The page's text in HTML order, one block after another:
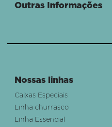
Outras Informações
Nossas linhas
Caixas Especiais
Linha churrasco
Linha Essencial